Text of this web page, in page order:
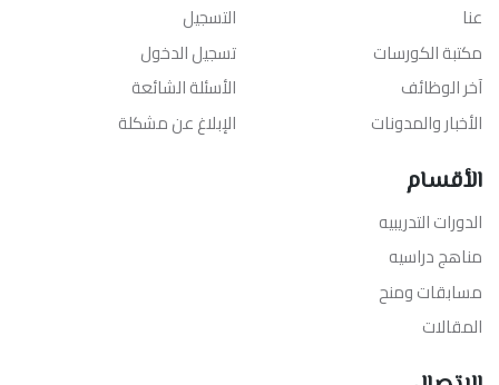
عنا
مكتبة الكورسات
آخر الوظائف
الأخبار والمدونات
التسجيل
تسجيل الدخول
الأسئلة الشائعة
الإبلاغ عن مشكلة
الأقسام
الدورات التدريبيه
مناهج دراسيه
مسابقات ومنح
المقالات